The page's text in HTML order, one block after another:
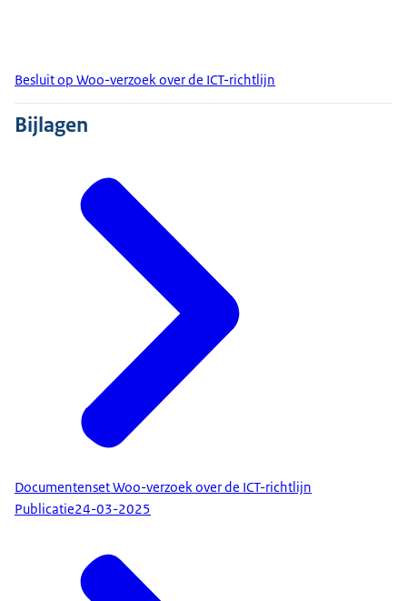
Besluit op Woo-verzoek over de ICT-richtlijn
Bijlagen
Documentenset Woo-verzoek over de ICT-richtlijn
Publicatie24-03-2025